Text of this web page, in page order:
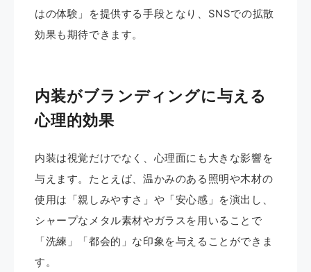
はの体験」を提供する手段となり、SNSでの拡散
効果も期待できます。
内装がブランディングに与える
心理的効果
内装は視覚だけでなく、心理面にも大きな影響を
与えます。たとえば、温かみのある照明や木材の
使用は「親しみやすさ」や「安心感」を演出し、
シャープなメタル素材やガラスを用いることで
「洗練」「都会的」な印象を与えることができま
す。